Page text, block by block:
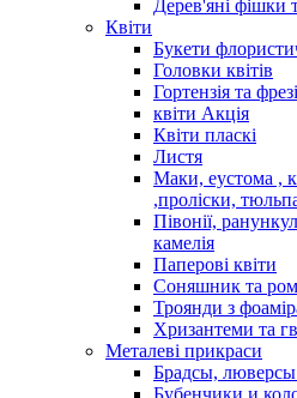
Дерев'яні фішки
Квіти
Букети
Головки квітів
Гортензія та
квіти Акція
Квіти пласкі
Листя
Маки, еустома ,
,проліски,
Півонії,
камелія
Паперові квіти
Соняшник та
Троянди з
Хризантеми та
Металеві прикраси
Брадсы, люверсы
Бубенчики и